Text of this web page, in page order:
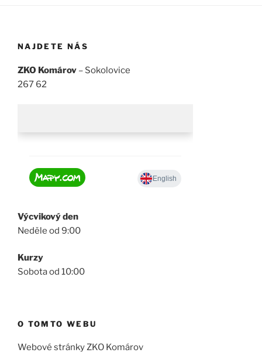
NAJDETE NÁS
ZKO Komárov – Sokolovice
267 62
Výcvikový den
Neděle od 9:00
Kurzy
Sobota od 10:00
O TOMTO WEBU
Webové stránky ZKO Komárov